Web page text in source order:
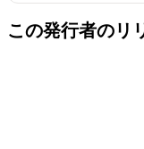
この発行者のリ